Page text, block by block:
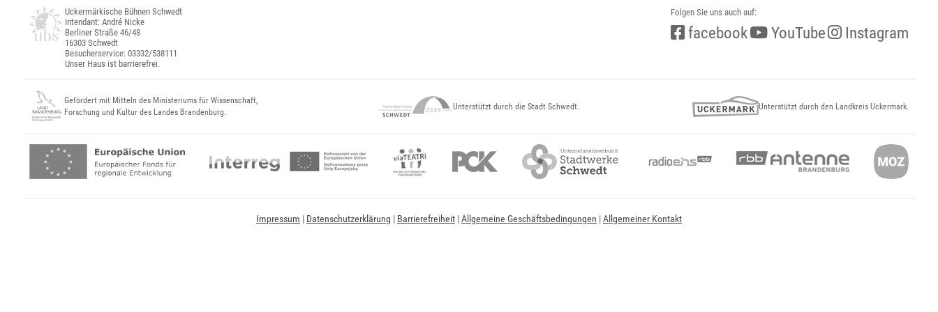
Uckermärkische Bühnen Schwedt
Intendant: André Nicke
Berliner Straße 46/48
16303 Schwedt
Besucherservice: 03332/538111
Unser Haus ist barrierefrei.
Folgen Sie uns auch auf:
facebook YouTube Instagram
Gefördert mit Mitteln des Ministeriums für Wissenschaft,
Forschung und Kultur des Landes Brandenburg.
Unterstützt durch die Stadt Schwedt. Unterstützt durch den Landkreis Uckermark.
Impressum | Datenschutzerklärung | Barrierefreiheit |Allgemeine Geschäftsbedingungen |Allgemeiner Kontakt